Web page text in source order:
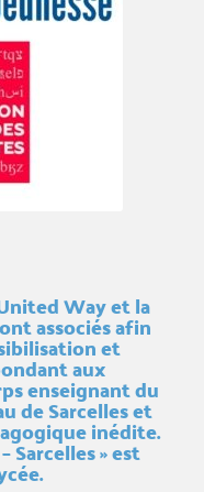
Way et la
associés afin
et
aux
enseignant du
de Sarcelles et
inédite.
Sarcelles » est